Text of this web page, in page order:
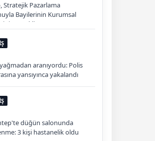
Stratejik Pazarlama
Bayilerinin Kurumsal
Destekliyor
aranıyordu: Polis
yansıyınca yakalandı
düğün salonunda
3 kişi hastanelik oldu